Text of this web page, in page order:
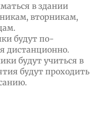
в здании
вторникам,
будут по-
дистанционно.
будут учиться в
будут проходить